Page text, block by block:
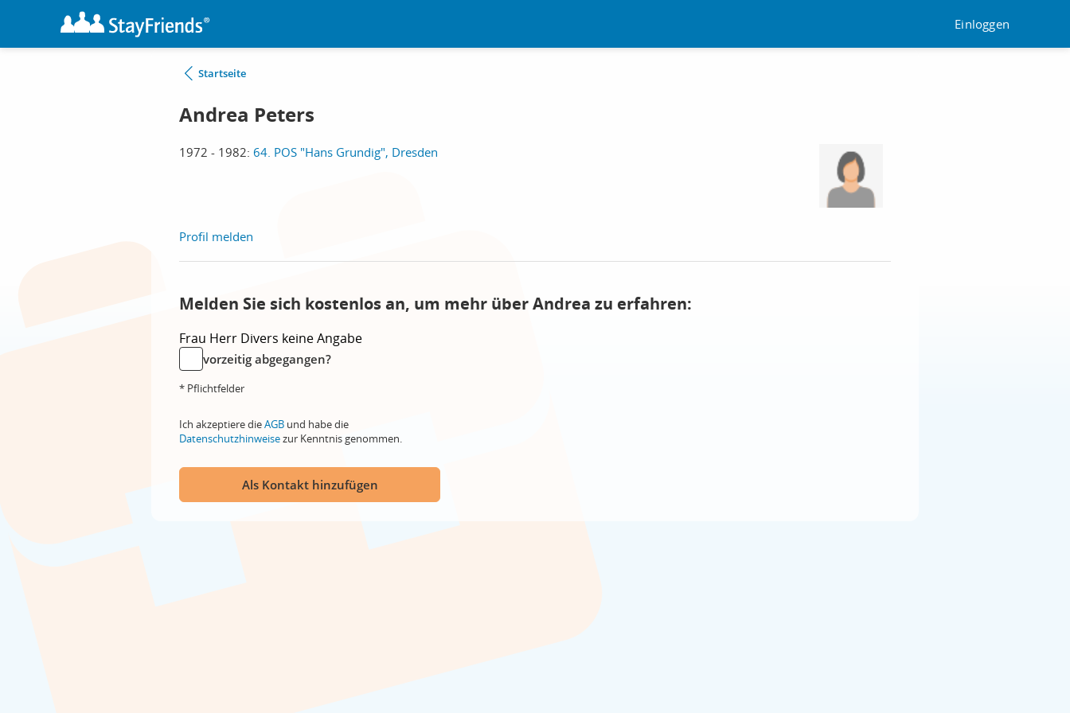
Einloggen
Startseite
Andrea Peters
1972 - 1982: 64. POS "Hans Grundig", Dresden
Profil melden
Melden Sie sich kostenlos an, um mehr über Andrea zu erfahren:
Frau Herr Divers keine Angabe
vorzeitig abgegangen?
* Pflichtfelder
Ich akzeptiere dieAGB und habe die
Datenschutzhinweisezur Kenntnis genommen.
Als Kontakt hinzufügen